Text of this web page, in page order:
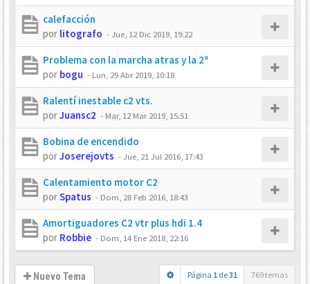
calefacción
por litografo -Jue, 12 Dic 2019, 19:22
Problema con la marcha atras y la 2ª
por bogu - Lun, 29 Abr 2019, 10:18
Ralentí inestable c2 vts.
porJuansc2 - Mar, 12 Mar 2019, 15:51
Bobina de encendido
porJoserejovts -Jue, 21 Jul 2016, 17:43
Calentamiento motor C2
porSpatus - Dom, 28 Feb 2016, 18:43
Amortiguadores C2 vtr plus hdi 1.4
por Robbie - Dom, 14 Ene 2018, 22:16
Nuevo Tema Página 1 de31 769 temas